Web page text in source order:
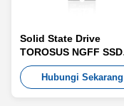
Solid State Drive
TOROSUS NGFF SSD
TN8
Hubungi Sekarang